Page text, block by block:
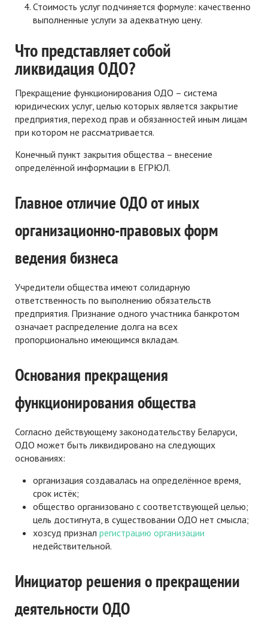
Стоимость услуг подчиняется формуле: качественно
выполненные услуги за адекватную цену.
Что представляет собой
ликвидация ОДО?
Прекращение функционирования ОДО – система
юридических услуг, целью которых является закрытие
предприятия, переход прав и обязанностей иным лицам
при котором не рассматривается.
Конечный пункт закрытия общества – внесение
определённой информации в ЕГРЮЛ.
Главное отличие ОДО от иных
организационно-правовых форм
ведения бизнеса
Учредители общества имеют солидарную
ответственность по выполнению обязательств
предприятия. Признание одного участника банкротом
означает распределение долга на всех
пропорционально имеющимся вкладам.
Основания прекращения
функционирования общества
Согласно действующему законодательству Беларуси,
ОДО может быть ликвидировано на следующих
основаниях:
организация создавалась на определённое время,
срок истёк;
общество организовано с соответствующей целью;
цель достигнута, в существовании ОДО нет смысла;
хозсуд признал регистрацию организации
недействительной.
Инициатор решения о прекращении
деятельности ОДО